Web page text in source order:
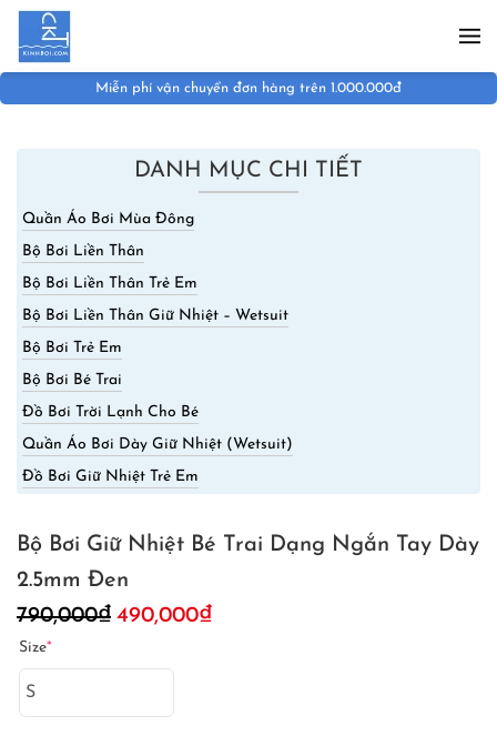
Skip to main content
Đổi hàng đổi size trong 07 ngày
DANH MỤC CHI TIẾT
Quần Áo Bơi Mùa Đông
Bộ Bơi Liền Thân
Bộ Bơi Liền Thân Trẻ Em
Bộ Bơi Liền Thân Giữ Nhiệt – Wetsuit
Bộ Bơi Trẻ Em
Bộ Bơi Bé Trai
Đồ Bơi Trời Lạnh Cho Bé
Quần Áo Bơi Dày Giữ Nhiệt (Wetsuit)
Đồ Bơi Giữ Nhiệt Trẻ Em
Bộ Bơi Giữ Nhiệt Bé Trai Dạng Ngắn Tay Dày
2.5mm Đen
790,000₫ Giá
490,000₫Giá
Size*